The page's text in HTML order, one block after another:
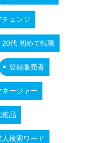
チェンジ
20代 初めて転職
登録販売者
ネージャー
粧品
検索ワード